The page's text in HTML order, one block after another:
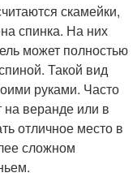
скамейки,
спинка. На них
может полностью
Такой вид
руками. Часто
на веранде или в
отличное место в
сложном